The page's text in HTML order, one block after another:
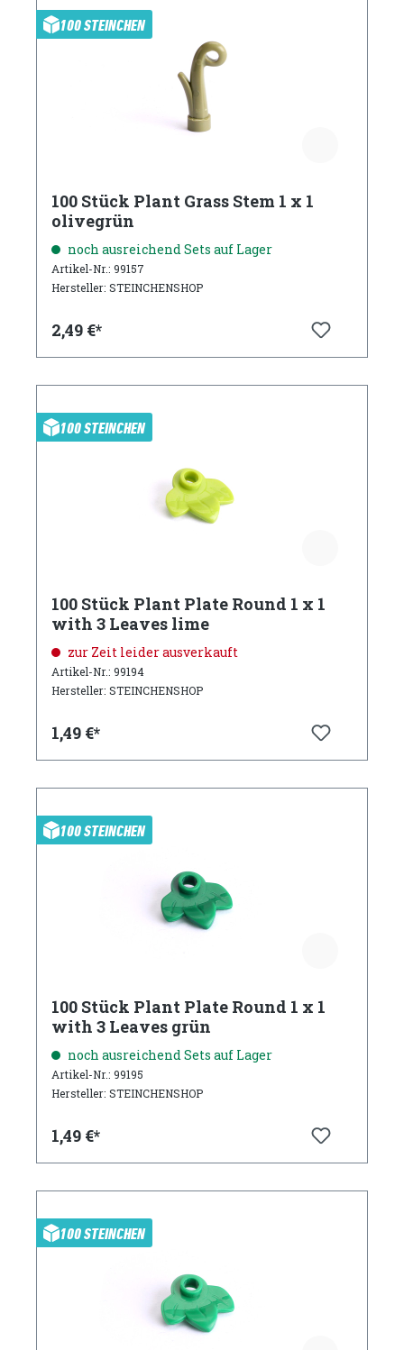
100 STEINCHEN
100 Stück Plant Grass Stem 1 x 1
olivegrün
noch ausreichend Sets auf Lager
Artikel-Nr.: 99157
Hersteller: STEINCHENSHOP
2,49 €*
100 STEINCHEN
100 Stück Plant Plate Round 1 x 1
with 3 Leaves lime
zur Zeit leider ausverkauft
Artikel-Nr.: 99194
Hersteller: STEINCHENSHOP
1,49 €*
100 STEINCHEN
100 Stück Plant Plate Round 1 x 1
with 3 Leaves grün
noch ausreichend Sets auf Lager
Artikel-Nr.: 99195
Hersteller: STEINCHENSHOP
1,49 €*
100 STEINCHEN